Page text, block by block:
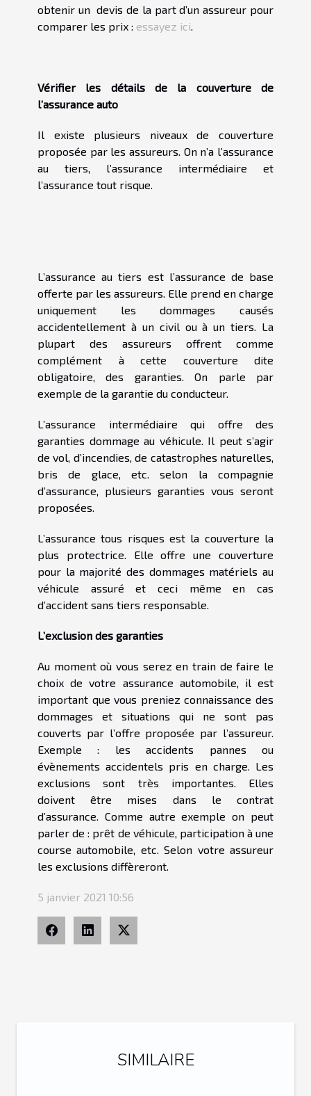
obtenir un devis de la part d’un assureur pour
comparer les prix : essayez ici.
Vérifier les détails de la couverture de
l’assurance auto
Il existe plusieurs niveaux de couverture
proposée par les assureurs. On n’a l’assurance
au tiers, l’assurance intermédiaire et
l’assurance tout risque.
L’assurance au tiers est l’assurance de base
offerte par les assureurs. Elle prend en charge
uniquement les dommages causés
accidentellement à un civil ou à un tiers. La
plupart des assureurs offrent comme
complément à cette couverture dite
obligatoire, des garanties. On parle par
exemple de la garantie du conducteur.
L’assurance intermédiaire qui offre des
garanties dommage au véhicule. Il peut s’agir
de vol, d’incendies, de catastrophes naturelles,
bris de glace, etc. selon la compagnie
d’assurance, plusieurs garanties vous seront
proposées.
L’assurance tous risques est la couverture la
plus protectrice. Elle offre une couverture
pour la majorité des dommages matériels au
véhicule assuré et ceci même en cas
d’accident sans tiers responsable.
L’exclusion des garanties
Au moment où vous serez en train de faire le
choix de votre assurance automobile, il est
important que vous preniez connaissance des
dommages et situations qui ne sont pas
couverts par l’offre proposée par l’assureur.
Exemple : les accidents pannes ou
évènements accidentels pris en charge. Les
exclusions sont très importantes. Elles
doivent être mises dans le contrat
d’assurance. Comme autre exemple on peut
parler de : prêt de véhicule, participation à une
course automobile, etc. Selon votre assureur
les exclusions diffèreront.
5 janvier 2021 10:56
SIMILAIRE